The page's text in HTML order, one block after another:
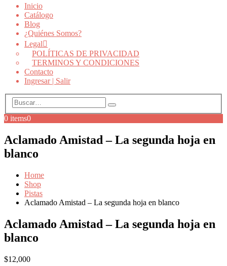
Inicio
Catálogo
Blog
¿Quiénes Somos?
Legal
POLÍTICAS DE PRIVACIDAD
TERMINOS Y CONDICIONES
Contacto
Ingresar | Salir
0 items0
Aclamado Amistad – La segunda hoja en
blanco
Home
Shop
Pistas
Aclamado Amistad – La segunda hoja en blanco
Aclamado Amistad – La segunda hoja en
blanco
$12,000